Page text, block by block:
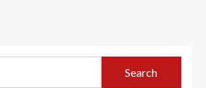
Search